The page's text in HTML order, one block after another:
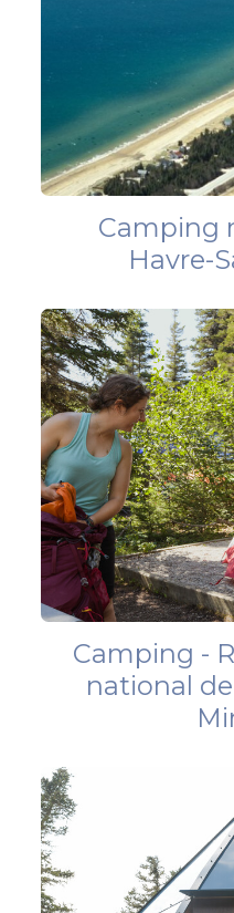
Camping
Havre-
Camping -
national